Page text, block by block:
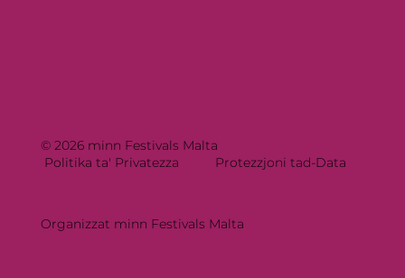
© 2026 minn Festivals Malta
Politika ta' Privatezza
Protezzjoni tad-Data
Organizzat minn Festivals Malta